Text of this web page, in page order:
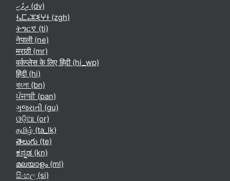
ދިވެހި ‎(dv)‎
ⵜⴰⵎⴰⵣⵉⵖⵜ ‎(zgh)‎
ትግርኛ ‎(ti)‎
नेपाली ‎(ne)‎
मराठी ‎(mr)‎
वर्कप्लेस के लिए हिंदी ‎(hi_wp)‎
हिंदी ‎(hi)‎
বাংলা ‎(bn)‎
ਪੰਜਾਬੀ ‎(pan)‎
ગુજરાતી ‎(gu)‎
ଓଡ଼ିଆ ‎(or)‎
தமிழ் ‎(ta_lk)‎
తెలుగు ‎(te)‎
ಕನ್ನಡ ‎(kn)‎
മലയാളം ‎(ml)‎
සිංහල ‎(si)‎